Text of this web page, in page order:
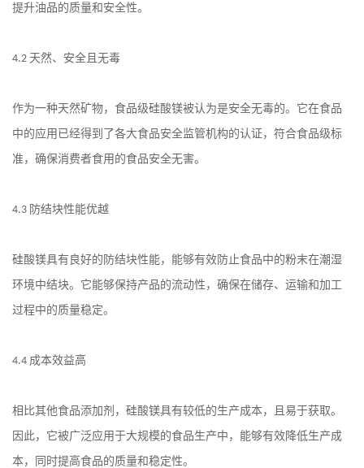
提升油品的质量和安全性。
4.2 天然、安全且无毒
作为一种天然矿物，食品级硅酸镁被认为是安全无毒的。它在食品
中的应用已经得到了各大食品安全监管机构的认证，符合食品级标
准，确保消费者食用的食品安全无害。
4.3 防结块性能优越
硅酸镁具有良好的防结块性能，能够有效防止食品中的粉末在潮湿
环境中结块。它能够保持产品的流动性，确保在储存、运输和加工
过程中的质量稳定。
4.4 成本效益高
相比其他食品添加剂，硅酸镁具有较低的生产成本，且易于获取。
因此，它被广泛应用于大规模的食品生产中，能够有效降低生产成
本，同时提高食品的质量和稳定性。